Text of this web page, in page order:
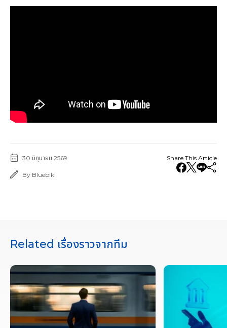
30 มิถุนายน 2569
By Bluebik
Share This Article
Related เรื่องราวจากทีม